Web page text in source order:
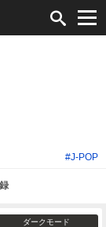
#J-POP
ダークモード